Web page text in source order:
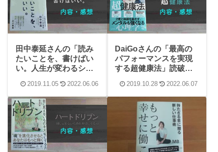
田中泰延さんの「読み
たいことを、書けばい
い。人生が変わるシン
感想や内容、学んだこ
とまとめ
2019.11.05 2022.06.06
DaiGoさんの「最高の
パフォーマンスを実現
する超健康法」読破！
とまとめ
2019.10.28 2022.06.07